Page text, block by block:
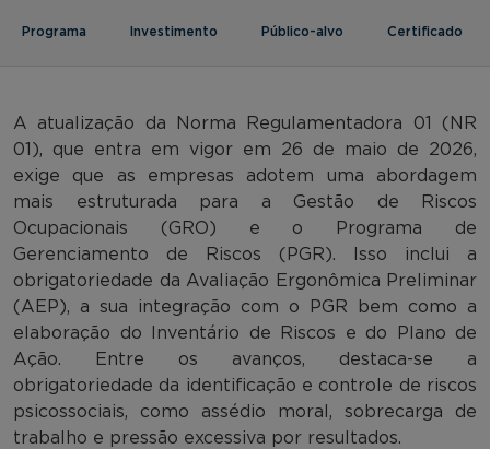
Programa Investimento Público-alvo Certificado
A atualização da Norma Regulamentadora 01 (NR
01), que entra em vigor em 26 de maio de 2026,
exige que as empresas adotem uma abordagem
mais estruturada para a Gestão de Riscos
Ocupacionais (GRO) e o Programa de
Gerenciamento de Riscos (PGR). Isso inclui a
obrigatoriedade da Avaliação Ergonômica Preliminar
(AEP), a sua integração com o PGR bem como a
elaboração do Inventário de Riscos e do Plano de
Ação. Entre os avanços, destaca-se a
obrigatoriedade da identificação e controle de riscos
psicossociais, como assédio moral, sobrecarga de
trabalho e pressão excessiva por resultados.